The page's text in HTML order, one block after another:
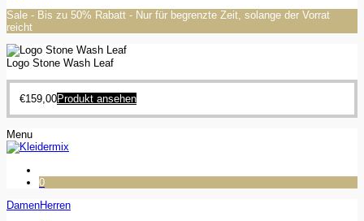
Sale - Bis zu 50% Rabatt - Nur für begrenzte Zeit, solange der Vorrat
reicht
Logo Stone Wash Leaf
€159,00Produkt ansehen
Menu
0
DamenHerren